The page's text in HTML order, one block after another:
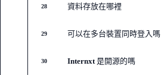
28 資料存放在哪裡
29 可以在多台裝置同時登入嗎
30 Internxt 是開源的嗎